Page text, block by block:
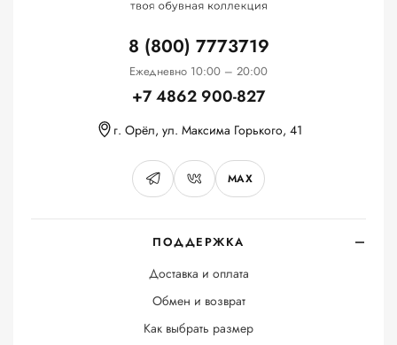
ПОДДЕРЖКА
Доставка и оплата
Обмен и возврат
Как выбрать размер
8 (800) 7773719
Ежедневно 10:00 – 20:00
+7 4862 900-827
г. Орёл, ул. Максима Горького, 41
MAX